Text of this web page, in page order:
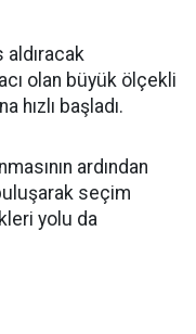
aldıracak
olan büyük ölçekli
hızlı başladı.
ardından
seçim
yolu da